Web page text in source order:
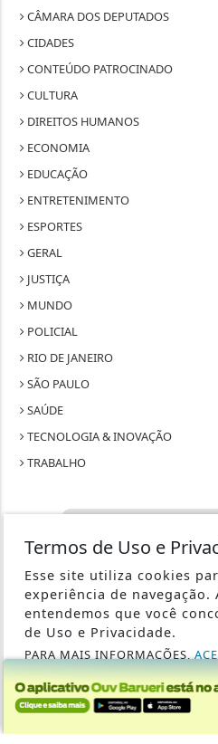
CÂMARA DOS DEPUTADOS
CIDADES
CONTEÚDO PATROCINADO
CULTURA
DIREITOS HUMANOS
ECONOMIA
EDUCAÇÃO
ENTRETENIMENTO
ESPORTES
GERAL
JUSTIÇA
MUNDO
POLICIAL
RIO DE JANEIRO
SÃO PAULO
SAÚDE
TECNOLOGIA & INOVAÇÃO
TRABALHO
SEU SITE - TODOS OS
TERMOS DE USO
Termos de Uso e
Esse site utiliza cookies
experiência de navegação.
entendemos que você
de Uso e Privacidade.
PARA MAIS INFORMAÇÕES,
CLICANDO AQUI